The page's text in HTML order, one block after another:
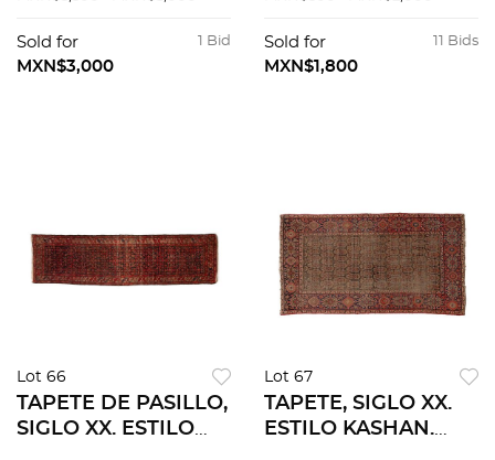
medallón central y
elementos
1 Bid
Sold for
MXN$3,000
decorado con
elementos orgánicos
11 Bids
Sold for
MXN$1,800
Lot 66
TAPETE DE PASILLO,
SIGLO XX. ESTILO
Lot 67
TAPETE, SIGLO XX.
ESTILO KASHAN.